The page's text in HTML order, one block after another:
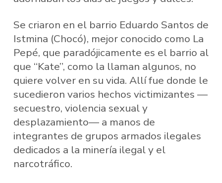
Se criaron en el barrio Eduardo Santos de
Istmina (Chocó), mejor conocido como La
Pepé, que paradójicamente es el barrio al
que “Kate”, como la llaman algunos, no
quiere volver en su vida. Allí fue donde le
sucedieron varios hechos victimizantes —
secuestro, violencia sexual y
desplazamiento— a manos de
integrantes de grupos armados ilegales
dedicados a la minería ilegal y el
narcotráfico.